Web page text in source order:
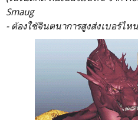
Smaug
- ต้องใช้จินตนาการสูงส่งเบอร์ไห